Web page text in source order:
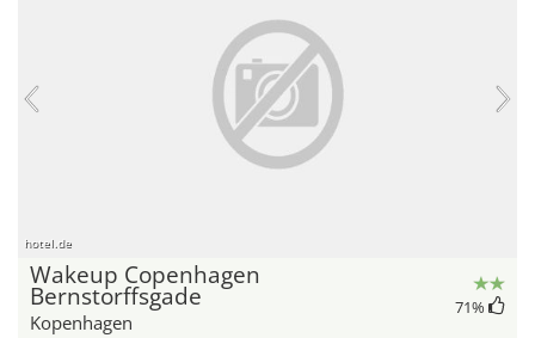
hotel.de
Wakeup Copenhagen
Bernstorffsgade
Kopenhagen
71%